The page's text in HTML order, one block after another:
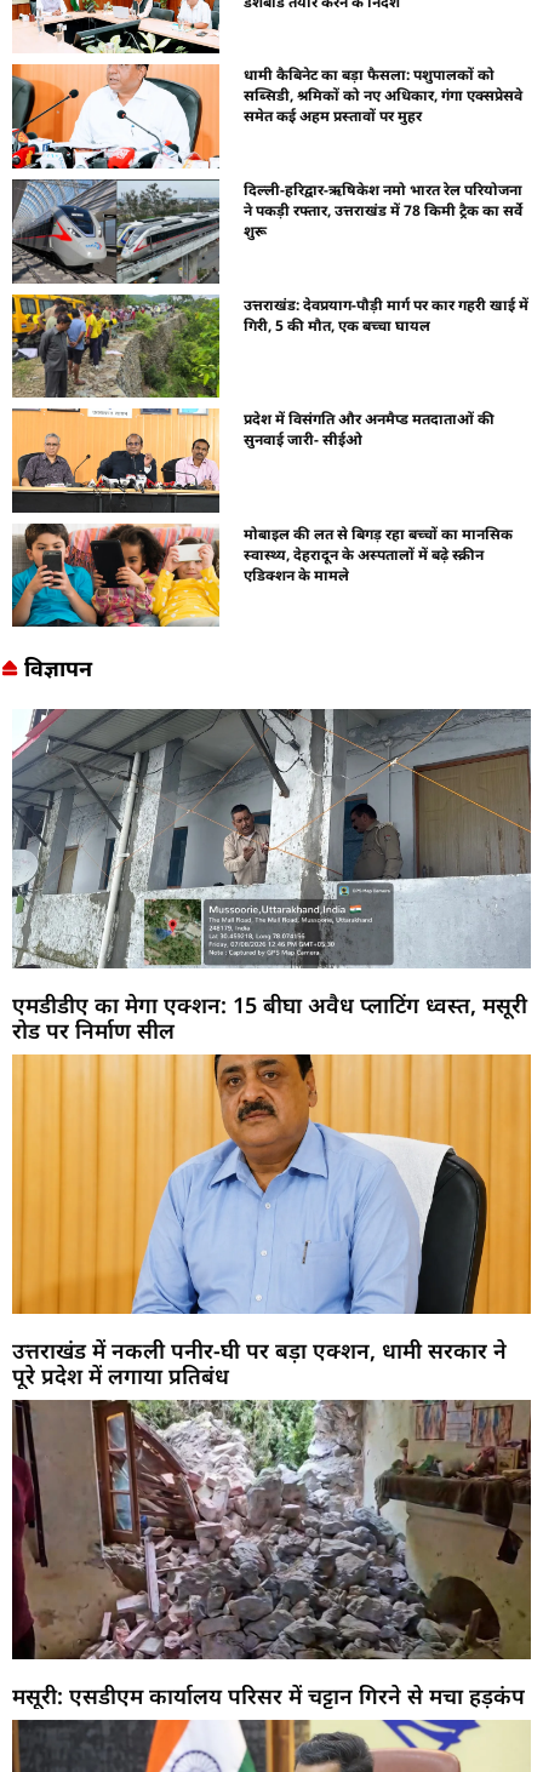
धामी कैबिनेट का बड़ा फैसला: पशुपालकों को
सब्सिडी, श्रमिकों को नए अधिकार, गंगा एक्सप्रेसवे
समेत कई अहम प्रस्तावों पर मुहर
दिल्ली-हरिद्वार-ऋषिकेश नमो भारत रेल परियोजना
ने पकड़ी रफ्तार, उत्तराखंड में 78 किमी ट्रैक का सर्वे
शुरू
उत्तराखंड: देवप्रयाग-पौड़ी मार्ग पर कार गहरी खाई में
गिरी, 5 की मौत, एक बच्चा घायल
प्रदेश में विसंगति और अनमैप्ड मतदाताओं की
सुनवाई जारी- सीईओ
मोबाइल की लत से बिगड़ रहा बच्चों का मानसिक
स्वास्थ्य, देहरादून के अस्पतालों में बढ़े स्क्रीन
एडिक्शन के मामले
विज्ञापन
एमडीडीए का मेगा एक्शन: 15 बीघा अवैध प्लाटिंग ध्वस्त, मसूरी
रोड पर निर्माण सील
उत्तराखंड में नकली पनीर-घी पर बड़ा एक्शन, धामी सरकार ने
पूरे प्रदेश में लगाया प्रतिबंध
मसूरी: एसडीएम कार्यालय परिसर में चट्टान गिरने से मचा हड़कंप